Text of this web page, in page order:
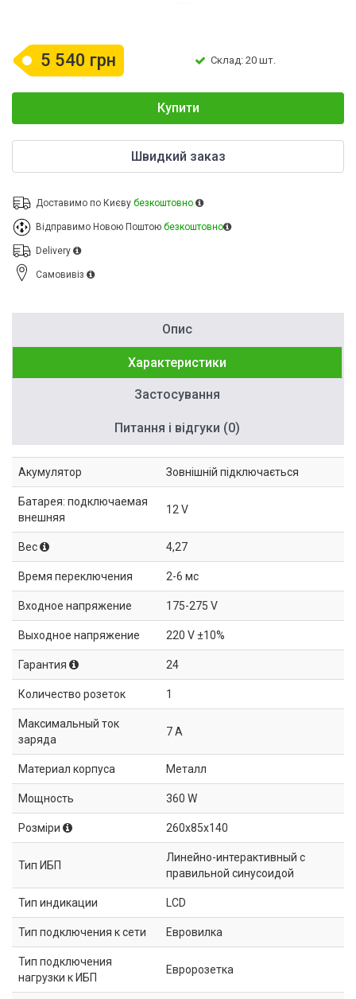
5 540 грн Склад: 20 шт.
Купити
Швидкий заказ
Доставимо по Києву безкоштовно
Відправимо Новою Поштою безкоштовно
Delivery
Cамовивіз
Опис
Характеристики
Застосування
Питання і відгуки (0)
Акумулятор Зовнішній підключається
Батарея: подключаемая
внешняя
12 V
Вес 4,27
Время переключения 2-6 мс
Входное напряжение 175-275 V
Выходное напряжение 220 V ±10%
Гарантия 24
Количество розеток 1
Максимальный ток
заряда
7 А
Материал корпуса Металл
Мощность 360 W
Розміри 260x85x140
Тип ИБП
Линейно-интерактивный с
правильной синусоидой
Тип индикации LCD
Тип подключения к сети Евровилка
Тип подключения
нагрузки к ИБП
Евророзетка